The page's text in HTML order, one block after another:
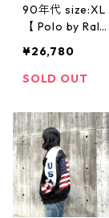
90年代 size:XL
【 Polo by Ralp
ロ ラルフロー
レン レザージ
襟 ブラウン 古
着 古着屋 高円
寺 ビンテージ
¥26,780
SOLD OUT